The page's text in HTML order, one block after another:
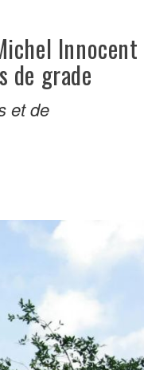
Innocent
de grade
et de